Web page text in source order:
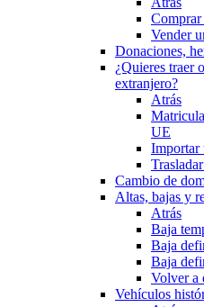
Comprar
Vender
Donaciones,
¿Quieres traer
extranjero?
Atrás
UE
Importar
Cambio de
Altas, bajas y
Atrás
Baja
Baja
Baja
Volver a
Vehículos